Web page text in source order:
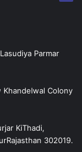
Parmar
Colony
KiThadi,
302019.